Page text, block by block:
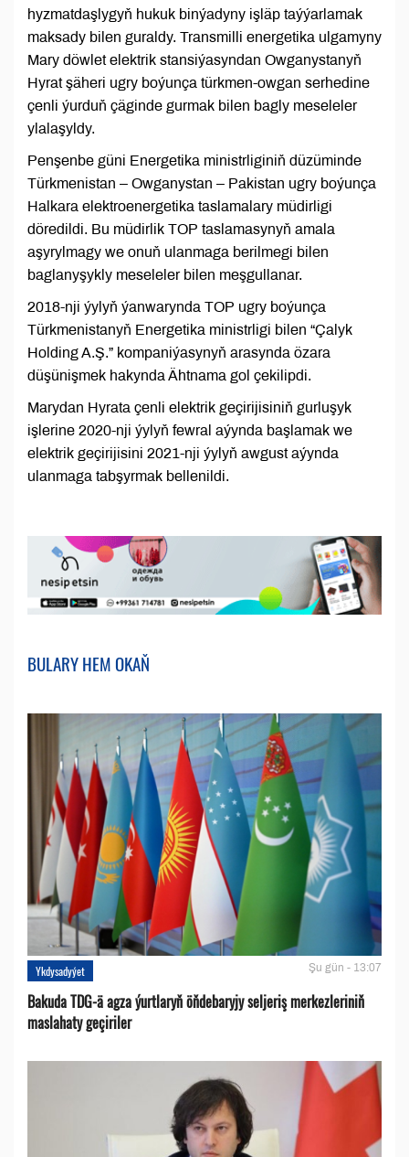
hyzmatdaşlygyň hukuk binýadyny işläp taýýarlamak
maksady bilen guraldy. Transmilli energetika ulgamyny
Mary döwlet elektrik stansiýasyndan Owganystanyň
Hyrat şäheri ugry boýunça türkmen-owgan serhedine
çenli ýurduň çäginde gurmak bilen bagly meseleler
ylalaşyldy.
Penşenbe güni Energetika ministrliginiň düzüminde
Türkmenistan – Owganystan – Pakistan ugry boýunça
Halkara elektroenergetika taslamalary müdirligi
döredildi. Bu müdirlik TOP taslamasynyň amala
aşyrylmagy we onuň ulanmaga berilmegi bilen
baglanyşykly meseleler bilen meşgullanar.
2018-nji ýylyň ýanwarynda TOP ugry boýunça
Türkmenistanyň Energetika ministrligi bilen “Çalyk
Holding A.Ş.” kompaniýasynyň arasynda özara
düşünişmek hakynda Ähtnama gol çekilipdi.
Marydan Hyrata çenli elektrik geçirijisiniň gurluşyk
işlerine 2020-nji ýylyň fewral aýynda başlamak we
elektrik geçirijisini 2021-nji ýylyň awgust aýynda
ulanmaga tabşyrmak bellenildi.
BULARY HEM OKAŇ
Ykdysadyýet Şu gün - 13:07
Bakuda TDG-ä agza ýurtlaryň öňdebaryjy seljeriş merkezleriniň
maslahaty geçiriler